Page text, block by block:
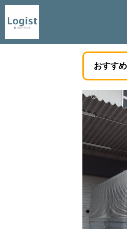
おすす